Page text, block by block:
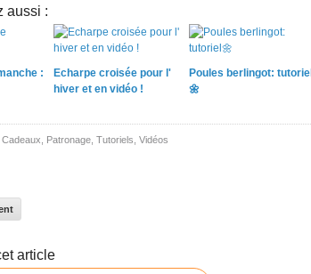
aussi :
:
Echarpe croisée pour l'
hiver et en vidéo !
Poules berlingot: tutoriel
🌼
Cadeaux Patronage Tutoriels Vidéos
article